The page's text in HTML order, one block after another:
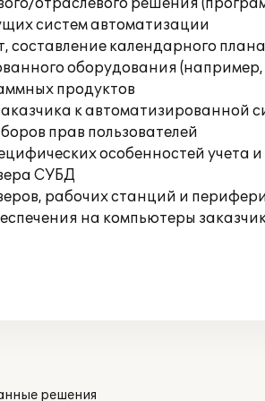
отраслевого решения
систем автоматизации
составление календарного
оборудования (например,
продуктов
к автоматизированной
прав пользователей
особенностей учета
СУБД
рабочих станций и
на компьютеры
решения